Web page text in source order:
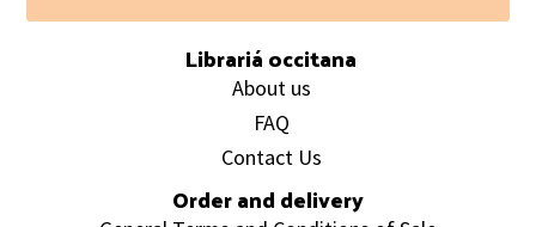
Librariá occitana
About us
FAQ
Contact Us
Order and delivery